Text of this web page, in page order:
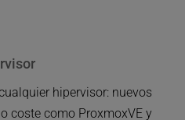
hipervisor: nuevos
coste como ProxmoxVE y